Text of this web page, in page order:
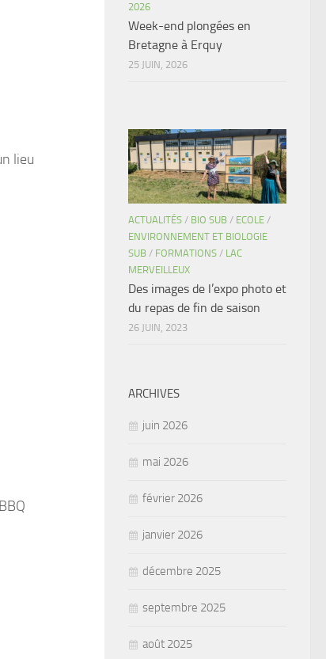
lieu
2026
Week-end plongées en
Bretagne à Erquy
25 JUIN, 2026
ACTUALITÉS / BIO SUB / ECOLE /
ENVIRONNEMENT ET BIOLOGIE
SUB / FORMATIONS / LAC
MERVEILLEUX
Des images de l’expo photo et
du repas de fin de saison
26 JUIN, 2023
ARCHIVES
juin 2026
mai 2026
février 2026
janvier 2026
décembre 2025
septembre 2025
août 2025